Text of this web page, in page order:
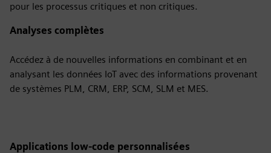
pour les processus critiques et non critiques.
Analyses complètes
Accédez à de nouvelles informations en combinant et en
analysant les données IoT avec des informations provenant
de systèmes PLM, CRM, ERP, SCM, SLM et MES.
Applications low-code personnalisées